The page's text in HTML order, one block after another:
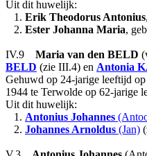
Uit dit huwelijk:
1. Erik Theodorus Antonius
2. Ester Johanna Maria,
IV.9 Maria van den BELD
BELD (zie III.4) en Antonia
Gehuwd op 24-jarige leeftijd
1944 te Terwolde op 62-jarige
Uit dit huwelijk:
1. Antonius Johannes
2. Johannes Arnoldus (Jan)